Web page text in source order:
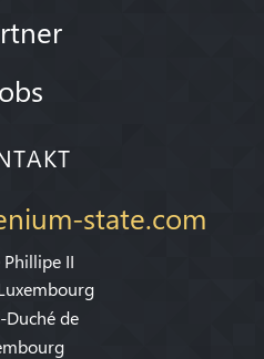
state.com
Phillipe II
Duché de